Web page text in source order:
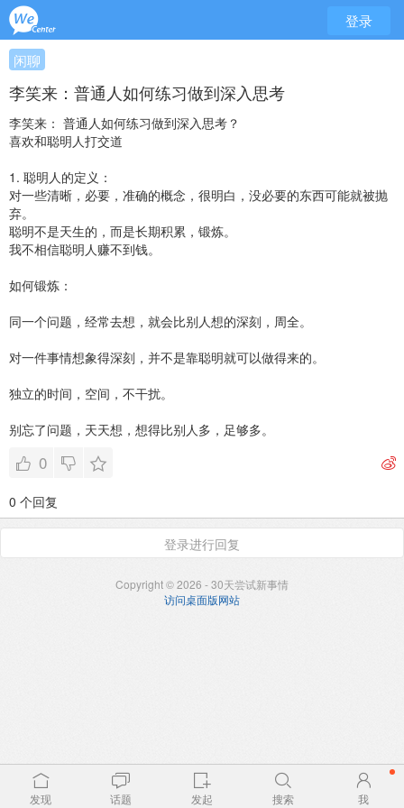
登录
闲聊
李笑来：普通人如何练习做到深入思考
李笑来： 普通人如何练习做到深入思考？
喜欢和聪明人打交道
1. 聪明人的定义：
对一些清晰，必要，准确的概念，很明白，没必要的东西可能就被抛
弃。
聪明不是天生的，而是长期积累，锻炼。
我不相信聪明人赚不到钱。
如何锻炼：
同一个问题，经常去想，就会比别人想的深刻，周全。
对一件事情想象得深刻，并不是靠聪明就可以做得来的。
独立的时间，空间，不干扰。
别忘了问题，天天想，想得比别人多，足够多。
0
0 个回复
登录进行回复
Copyright © 2026 - 30天尝试新事情
访问桌面版网站
发现 话题 发起 搜索 我